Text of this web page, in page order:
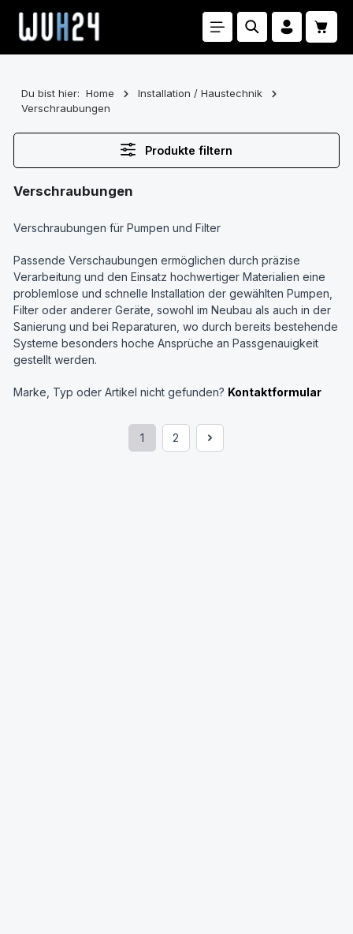
Zum Hauptinhalt springen
Du bist hier: Home
Installation / Haustechnik
Verschraubungen
Produkte filtern
Verschraubungen
Verschraubungen für Pumpen und Filter
Passende Verschaubungen ermöglichen durch präzise
Verarbeitung und den Einsatz hochwertiger Materialien eine
problemlose und schnelle Installation der gewählten Pumpen,
Filter oder anderer Geräte, sowohl im Neubau als auch in der
Sanierung und bei Reparaturen, wo durch bereits bestehende
Systeme besonders hoche Ansprüche an Passgenauigkeit
gestellt werden.
Marke, Typ oder Artikel nicht gefunden? Kontaktformular
Seite
1
Seite
2